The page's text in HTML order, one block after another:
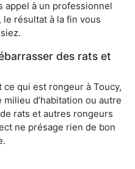
appel à un professionnel
résultat à la fin vous
des rats et
ce qui est rongeur à Toucy,
d’habitation ou autre
rats et autres rongeurs
ne présage rien de bon